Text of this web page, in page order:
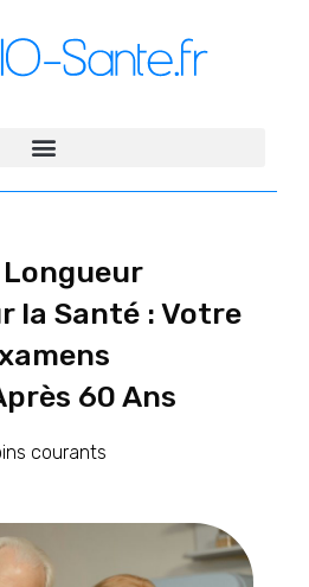
la Santé : Votre
60 Ans
courants